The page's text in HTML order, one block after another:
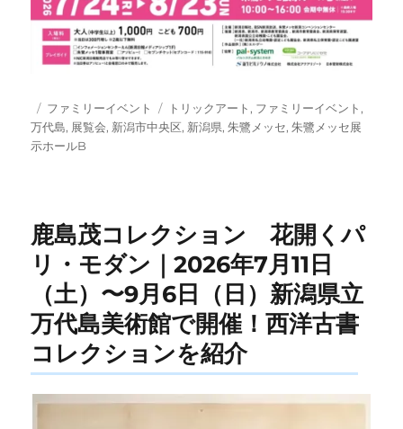
投
稿
日:
カ
テ
ゴ
ファミリーイベント
タ
グ
トリックアート , ファミリーイベント ,
万代島, 展覧会, 新潟市中央区, 新潟県,朱鷺メッセ,朱鷺メッセ展
示ホールB
鹿島茂コレクション 花開くパ
リ・モダン｜2026年7月11日
（土）〜9月6日（日）新潟県立
万代島美術館で開催！西洋古書
コレクションを紹介